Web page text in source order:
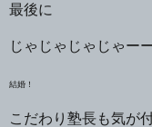
最後に
じゃじゃじゃじゃー
結婚！
こだわり塾長も気が